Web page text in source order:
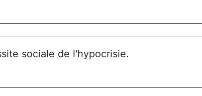
sociale de l'hypocrisie.